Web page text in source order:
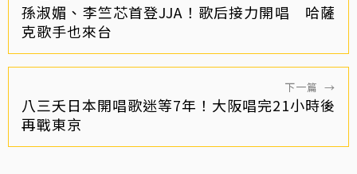
孫淑媚、李竺芯首登JJA！歌后接力開唱 哈薩
克歌手也來台
下一篇 →
八三夭日本開唱歌迷等7年！大阪唱完21小時後
再戰東京